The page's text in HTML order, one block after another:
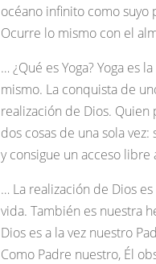
océano infinito como
Ocurre lo mismo con el
… ¿Qué es Yoga? Yoga es
mismo. La conquista de
realización de Dios. Quien
dos cosas de una sola
y consigue un acceso libre
… La realización de Dios
vida. También es nuestra
Dios es a la vez nuestro
Como Padre nuestro, Él